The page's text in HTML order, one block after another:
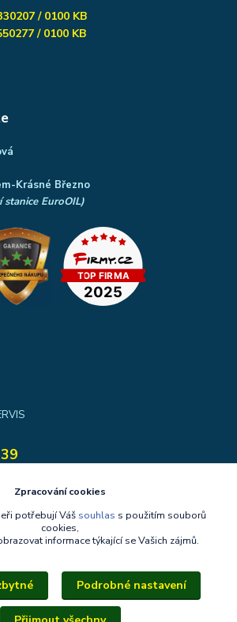
/ 0100 KB
/ 0100 KB
Krásné Březno
stanice EuroOIL)
Upravit sběr cookies.
Zpracování cookies
potřebují Váš souhlas s použitím souborů
cookies,
informace týkající se Vašich zájmů.
Podrobné nastavení